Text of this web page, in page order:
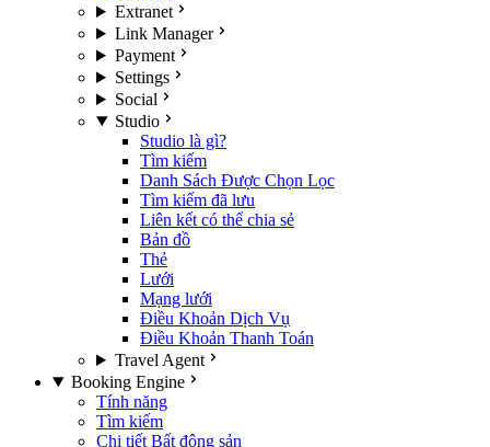
Extranet
Link Manager
Payment
Settings
Social
Studio
Studio là gì?
Tìm kiếm
Danh Sách Được Chọn Lọc
Tìm kiếm đã lưu
Liên kết có thể chia sẻ
Bản đồ
Thẻ
Lưới
Mạng lưới
Điều Khoản Dịch Vụ
Điều Khoản Thanh Toán
Travel Agent
Booking Engine
Tính năng
Tìm kiếm
Chi tiết Bất động sản